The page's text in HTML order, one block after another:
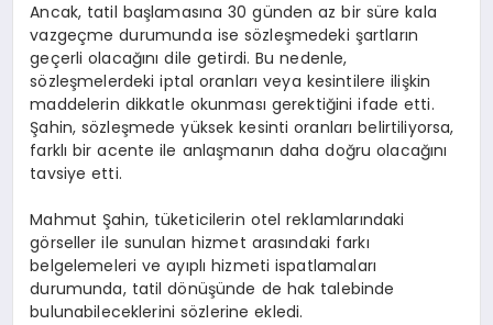
Ancak, tatil başlamasına 30 günden az bir süre kala
vazgeçme durumunda ise sözleşmedeki şartların
geçerli olacağını dile getirdi. Bu nedenle,
sözleşmelerdeki iptal oranları veya kesintilere ilişkin
maddelerin dikkatle okunması gerektiğini ifade etti.
Şahin, sözleşmede yüksek kesinti oranları belirtiliyorsa,
farklı bir acente ile anlaşmanın daha doğru olacağını
tavsiye etti.
Mahmut Şahin, tüketicilerin otel reklamlarındaki
görseller ile sunulan hizmet arasındaki farkı
belgelemeleri ve ayıplı hizmeti ispatlamaları
durumunda, tatil dönüşünde de hak talebinde
bulunabileceklerini sözlerine ekledi.